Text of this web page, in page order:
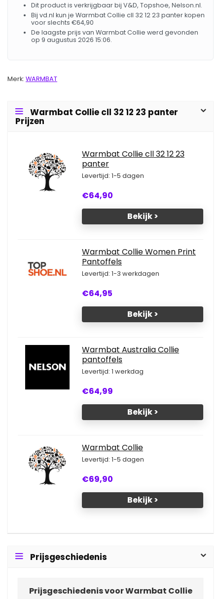
Dit product is verkrijgbaar bij V&D, Topshoe, Nelson.nl.
Bij vd.nl kun je Warmbat Collie cll 32 12 23 panter kopen
voor slechts €64,90
De laagste prijs van Warmbat Collie werd gevonden
op 9 augustus 2026 15:06.
Merk: WARMBAT
Warmbat Collie cll 32 12 23 panter
Prijzen
Warmbat Collie cll 32 12 23
panter
Levertijd: 1-5 dagen
€64,90
Bekijk >
Warmbat Collie Women Print
Pantoffels
Levertijd: 1-3 werkdagen
€64,95
Bekijk >
Warmbat Australia Collie
pantoffels
Levertijd: 1 werkdag
€64,99
Bekijk >
Warmbat Collie
Levertijd: 1-5 dagen
€69,90
Bekijk >
Prijsgeschiedenis
Prijsgeschiedenis voor Warmbat Collie